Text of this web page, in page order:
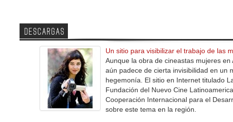
DESCARGAS
Un sitio para visibilizar el trabajo de las
Aunque la obra de cineastas mujeres
aún padece de cierta invisibilidad en un
hegemonía. El sitio en Internet titulado
Fundación del Nuevo Cine
Cooperación Internacional para el
sobre este tema en la región.